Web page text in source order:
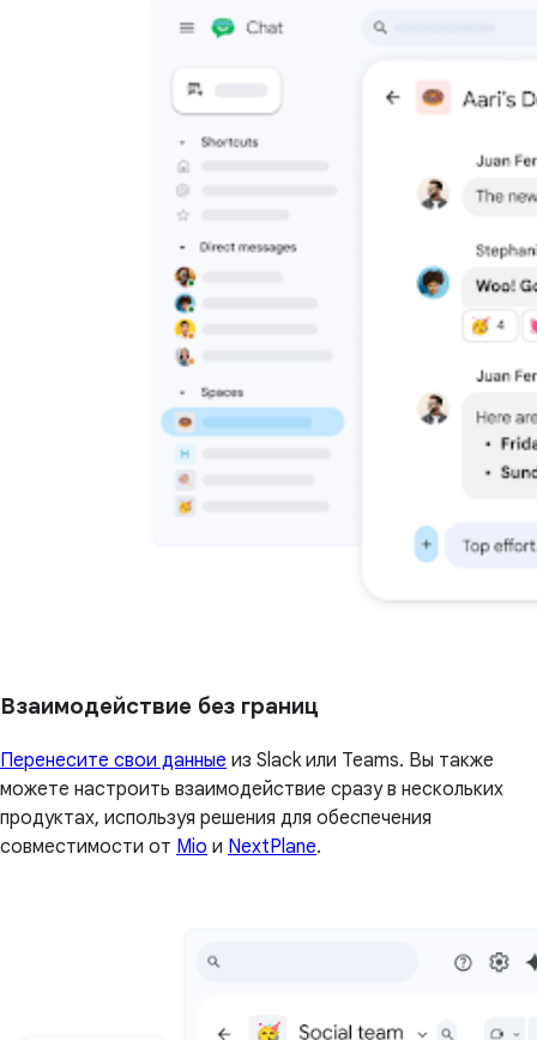
Взаимодействие без границ
Перенесите свои данные из Slack или Teams. Вы также
можете настроить взаимодействие сразу в нескольких
продуктах, используя решения для обеспечения
совместимости от Mio и NextPlane.